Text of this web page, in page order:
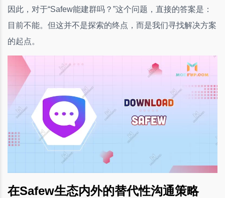
因此，对于“Safew能建群吗？”这个问题，直接的答案是：
目前不能。但这并不是探索的终点，而是我们寻找解决方案
的起点。
在Safew生态内外的替代性沟通策略